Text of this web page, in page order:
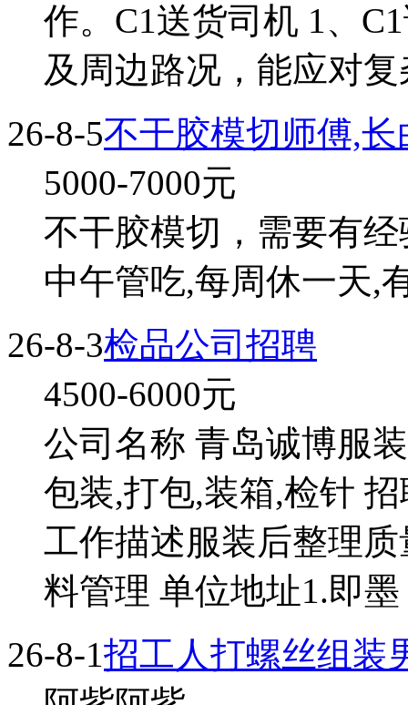
作。C1送货司机 1、
及周边路况，能应对
26-8-5不干胶模切师傅,
5000-7000元
不干胶模切，需要有
中午管吃,每周休一天,
26-8-3检品公司招聘
4500-6000元
公司名称 青岛诚博服
包装,打包,装箱,检针
工作描述服装后整理
料管理 单位地址1.即墨
26-8-1招工人打螺丝组装